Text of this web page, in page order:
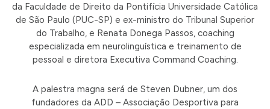
da Faculdade de Direito da Pontifícia Universidade Católica
de São Paulo (PUC-SP) e ex-ministro do Tribunal Superior
do Trabalho, e Renata Donega Passos, coaching
especializada em neurolinguística e treinamento de
pessoal e diretora Executiva Command Coaching.
A palestra magna será de Steven Dubner, um dos
fundadores da ADD – Associação Desportiva para